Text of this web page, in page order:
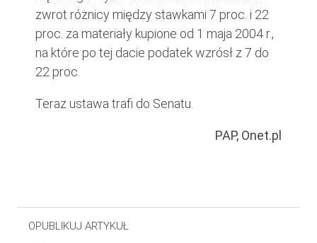
zwrot różnicy między stawkami 7 proc. i 22
proc. za materiały kupione od 1 maja 2004 r.,
na które po tej dacie podatek wzrósł z 7 do
22 proc.
Teraz ustawa trafi do Senatu.
PAP, Onet.pl
OPUBLIKUJ ARTYKUŁ